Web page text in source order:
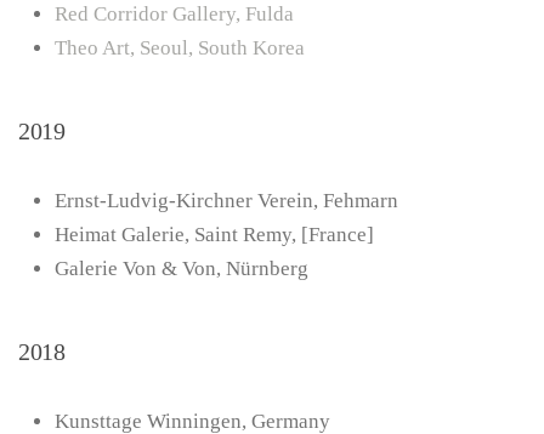
Red Corridor Gallery, Fulda
Theo Art, Seoul, South Korea
2019
Ernst-Ludvig-Kirchner Verein, Fehmarn
Heimat Galerie, Saint Remy, [France]
Galerie Von & Von, Nürnberg
2018
Kunsttage Winningen, Germany